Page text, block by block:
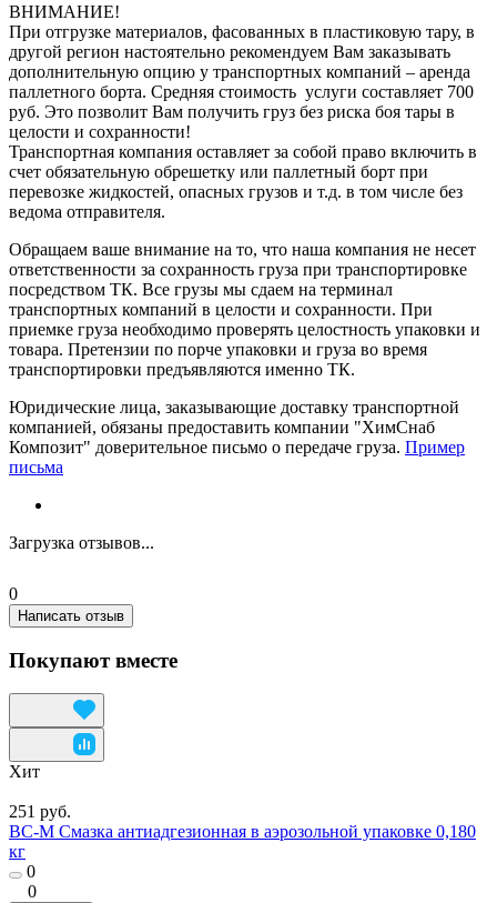
ВНИМАНИЕ!
При отгрузке материалов, фасованных в пластиковую тару, в
другой регион настоятельно рекомендуем Вам заказывать
дополнительную опцию у транспортных компаний – аренда
паллетного борта. Средняя стоимость услуги составляет 700
руб. Это позволит Вам получить груз без риска боя тары в
целости и сохранности!
Транспортная компания оставляет за собой право включить в
счет обязательную обрешетку или паллетный борт при
перевозке жидкостей, опасных грузов и т.д. в том числе без
ведома отправителя.
Обращаем ваше внимание на то, что наша компания не несет
ответственности за сохранность груза при транспортировке
посредством ТК. Все грузы мы сдаем на терминал
транспортных компаний в целости и сохранности. При
приемке груза необходимо проверять целостность упаковки и
товара. Претензии по порче упаковки и груза во время
транспортировки предъявляются именно ТК.
Юридические лица, заказывающие доставку транспортной
компанией, обязаны предоставить компании "ХимСнаб
Композит" доверительное письмо о передаче груза. Пример
письма
Загрузка отзывов...
0
Написать отзыв
Покупают вместе
Хит
251 руб.
ВС-М Смазка антиадгезионная в аэрозольной упаковке 0,180
кг
0
0